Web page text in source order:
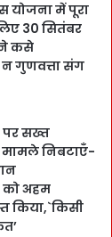
योजना में पूरा
30 सितंबर
ने कसे
गुणवत्ता संग
पर सख्त
मामले निबटाएँ-
को अहम
किया,`किसी